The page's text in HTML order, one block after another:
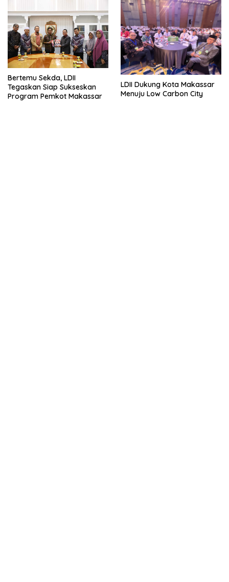
Bertemu Sekda, LDII
Tegaskan Siap Sukseskan
Program Pemkot Makassar
LDII Dukung Kota Makassar
Menuju Low Carbon City